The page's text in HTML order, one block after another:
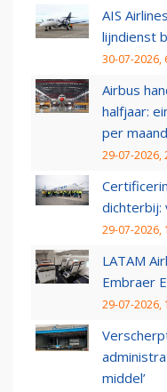
AIS
lijndienst
30-07-2026,
Airbus
halfjaar:
per maand
29-07-2026,
dichterbij:
29-07-2026,
LATAM
Embraer
29-07-2026,
middel’